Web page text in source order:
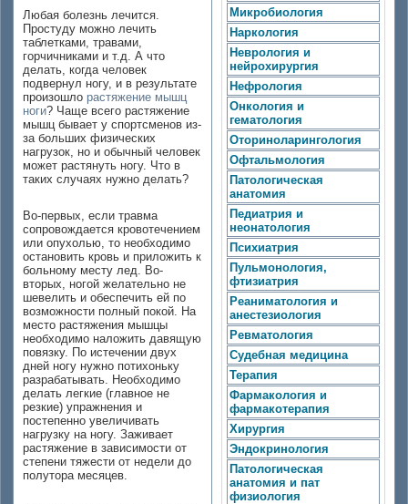
Любая болезнь лечится.
Простуду можно лечить
таблетками, травами,
горчичниками и т.д. А что
делать, когда человек
подвернул ногу, и в результате
произошло растяжение мышц
ноги? Чаще всего растяжение
мышц бывает у спортсменов из-
за больших физических
нагрузок, но и обычный человек
может растянуть ногу. Что в
таких случаях нужно делать?
Во-первых, если травма
сопровождается кровотечением
или опухолью, то необходимо
остановить кровь и приложить к
больному месту лед. Во-
вторых, ногой желательно не
шевелить и обеспечить ей по
возможности полный покой. На
место растяжения мышцы
необходимо наложить давящую
повязку. По истечении двух
дней ногу нужно потихоньку
разрабатывать. Необходимо
делать легкие (главное не
резкие) упражнения и
постепенно увеличивать
нагрузку на ногу. Заживает
растяжение в зависимости от
степени тяжести от недели до
полутора месяцев.
Микробиология
Наркология
Неврология и
нейрохирургия
Нефрология
Онкология и
гематология
Оториноларингология
Офтальмология
Патологическая
анатомия
Педиатрия и
неонатология
Психиатрия
Пульмонология,
фтизиатрия
Реаниматология и
анестезиология
Ревматология
Судебная медицина
Терапия
Фармакология и
фармакотерапия
Хирургия
Эндокринология
Патологическая
анатомия и пат
физиология